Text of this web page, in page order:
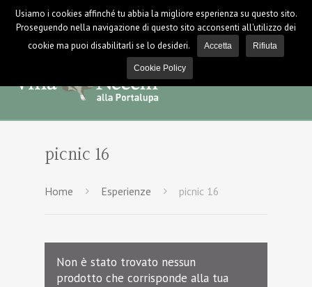
LOGIN / LOGOUT NEWS
picnic 16
Home Esperienze picnic 16
Non è stato trovato nessun
prodotto che corrisponde alla tua
Usiamo i cookies affinché tu abbia la migliore esperienza su questo sito.
Proseguendo nella navigazione di questo sito acconsenti all'utilizzo dei
cookie ma puoi disabilitarli se lo desideri.
Accetta Rifiuta
Cookie Policy